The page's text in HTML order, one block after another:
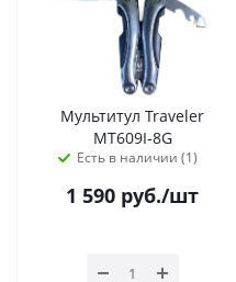
Мультитул Traveler
MT609I-8G
Есть в наличии (1)
1 590 руб./шт